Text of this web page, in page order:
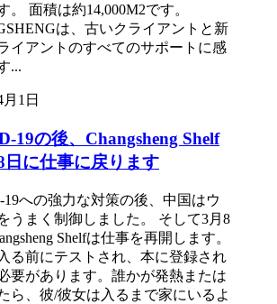
。 面積は約14,000M2です。
は、古いクライアントと新
イアントのすべてのサポートに感
...
1日
19の後、Changsheng Shelf
日に仕事に戻ります
への強力な対策の後、中国はウ
うまく制御しました。 そして3月8
Shelfは仕事を再開します。
る前にテストされ、本に登録され
要があります。誰かが発熱または
ら、彼/彼女は入るまで家にいるよ